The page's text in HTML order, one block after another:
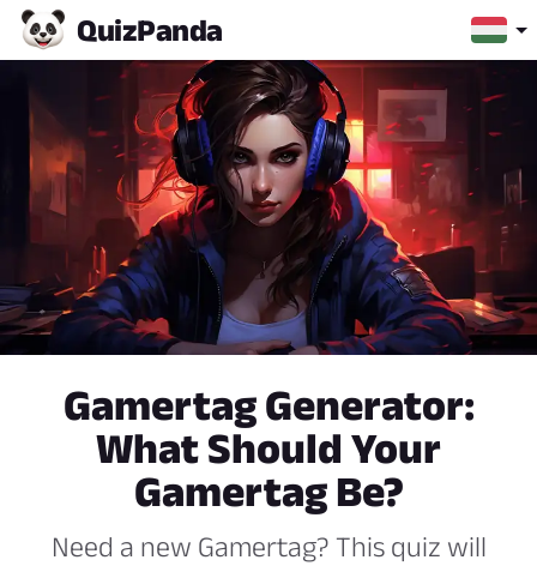
QuizPanda
Gamertag Generator:
What Should Your
Gamertag Be?
Need a new Gamertag? This quiz will